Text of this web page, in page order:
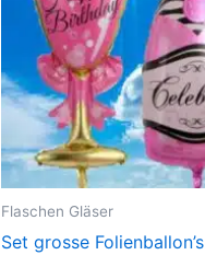
Flaschen Gläser
Set grosse Folienballon’s